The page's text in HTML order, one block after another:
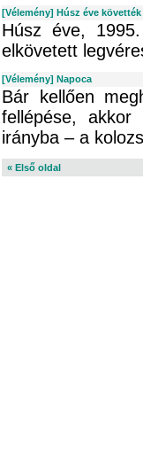
[Vélemény] Húsz éve
Húsz éve,
elkövetett
[Vélemény] Napoca
Bár kellően
fellépése,
irányba – a
« Első oldal